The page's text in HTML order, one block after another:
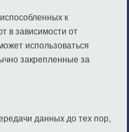
к
в зависимости от
использоваться
закрепленные за
данных до тех пор,